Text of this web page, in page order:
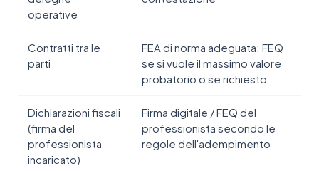
operative
Contratti tra le
parti
FEA di norma adeguata; FEQ
se si vuole il massimo valore
probatorio o se richiesto
Dichiarazioni fiscali
(firma del
professionista
incaricato)
Firma digitale / FEQ del
professionista secondo le
regole dell'adempimento